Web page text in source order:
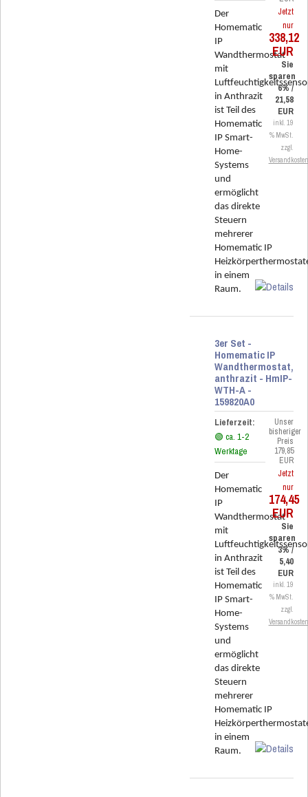
Der
Homematic
IP
Wandthermostat
mit
in Anthrazit
ist Teil des
Homematic
IP Smart-
Home-
Systems
und
ermöglicht
das direkte
Steuern
mehrerer
Homematic IP
in einem
Raum.
Jetzt
nur
338,12
EUR
Sie
sparen
6% /
21,58
EUR
inkl. 19
% MwSt.
zzgl.
Versandkosten
3er Set -
Homematic IP
Wandthermostat,
anthrazit - HmIP-
WTH-A -
159820A0
Lieferzeit:
🟢 ca. 1-2
Werktage
Der
Homematic
IP
Wandthermostat
mit
in Anthrazit
ist Teil des
Homematic
IP Smart-
Home-
Systems
und
ermöglicht
das direkte
Steuern
mehrerer
Homematic IP
in einem
Raum.
Unser
bisheriger
Preis
179,85
EUR
Jetzt
nur
174,45
EUR
Sie
sparen
3% /
5,40
EUR
inkl. 19
% MwSt.
zzgl.
Versandkosten